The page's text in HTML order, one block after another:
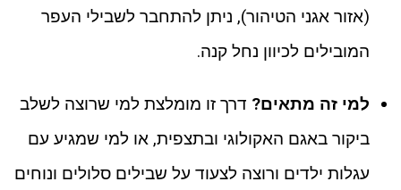
(אזור אגני הטיהור), ניתן להתחבר לשבילי העפר
המובילים לכיוון נחל קנה.
למי זה מתאים? דרך זו מומלצת למי שרוצה לשלב
ביקור באגם האקולוגי ובתצפית, או למי שמגיע עם
עגלות ילדים ורוצה לצעוד על שבילים סלולים ונוחים